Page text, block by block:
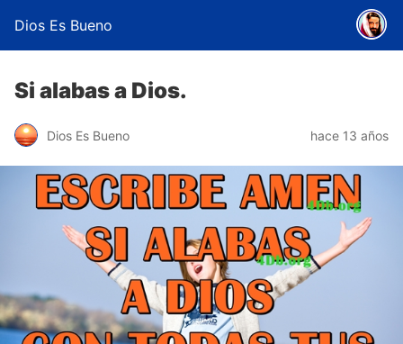
Dios Es Bueno
Si alabas a Dios.
Dios Es Bueno hace 13 años